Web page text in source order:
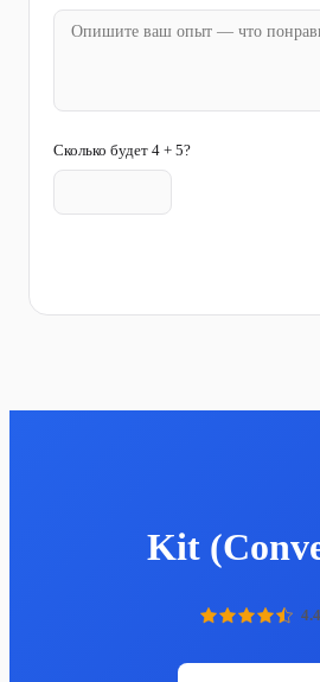
Сколько будет 4 + 5?
Kit
4.4